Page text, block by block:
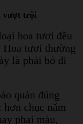
vượt trội
hoa tươi đều
Hoa tươi thường
là phải bỏ đi
quản đúng
hơn chục năm
phai màu,